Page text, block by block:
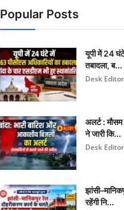
Popular Posts
यूपी में 24
तबादला, ब...
Desk Editor
अलर्ट : मौसम
ने जारी कि...
Desk Editor
रहेंगी नि...